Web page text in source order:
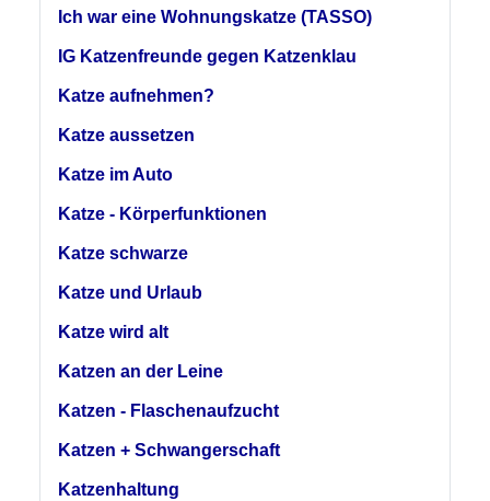
Ich war eine Wohnungskatze (TASSO)
IG Katzenfreunde gegen Katzenklau
Katze aufnehmen?
Katze aussetzen
Katze im Auto
Katze - Körperfunktionen
Katze schwarze
Katze und Urlaub
Katze wird alt
Katzen an der Leine
Katzen - Flaschenaufzucht
Katzen + Schwangerschaft
Katzenhaltung